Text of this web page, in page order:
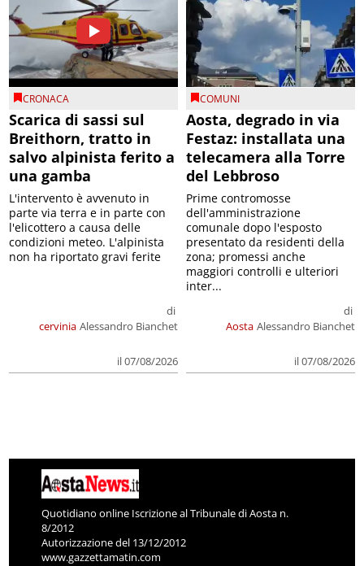
CRONACA
Scarica di sassi sul
Breithorn, tratto in
salvo alpinista ferito a
una gamba
cervinia
di
Alessandro Bianchet
il 07/08/2026
L'intervento è avvenuto in
parte via terra e in parte con
l'elicottero a causa delle
condizioni meteo. L'alpinista
non ha riportato gravi ferite
COMUNI
Aosta, degrado in via
Festaz: installata una
telecamera alla Torre
del Lebbroso
Aosta
di
Alessandro Bianchet
il 07/08/2026
Prime contromosse
dell'amministrazione
comunale dopo l'esposto
presentato da residenti della
zona; promessi anche
maggiori controlli e ulteriori
inter...
Quotidiano online Iscrizione al Tribunale di Aosta n.
8/2012
Autorizzazione del 13/12/2012
www.gazzettamatin.com